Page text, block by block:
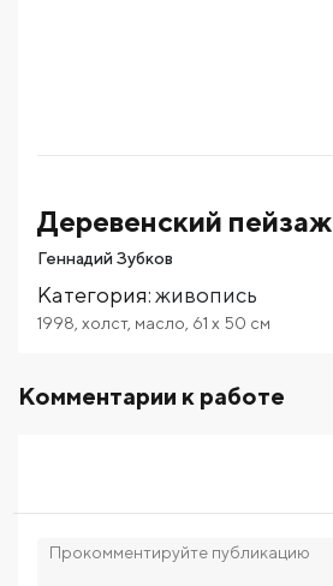
Деревенский пейзаж
Геннадий Зубков
Категория:живопись
1998 холст, масло 61 x 50 см
Комментарии к работе